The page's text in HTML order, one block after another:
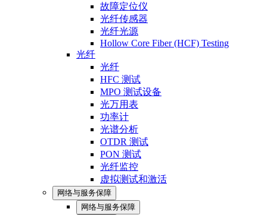
故障定位仪
光纤传感器
光纤光源
Hollow Core Fiber (HCF) Testing
光纤
光纤
HFC 测试
MPO 测试设备
光万用表
功率计
光谱分析
OTDR 测试
PON 测试
光纤监控
虚拟测试和激活
网络与服务保障
网络与服务保障